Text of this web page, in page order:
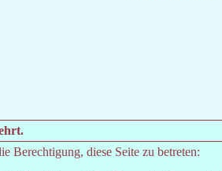
Berechtigung, diese Seite zu betreten: